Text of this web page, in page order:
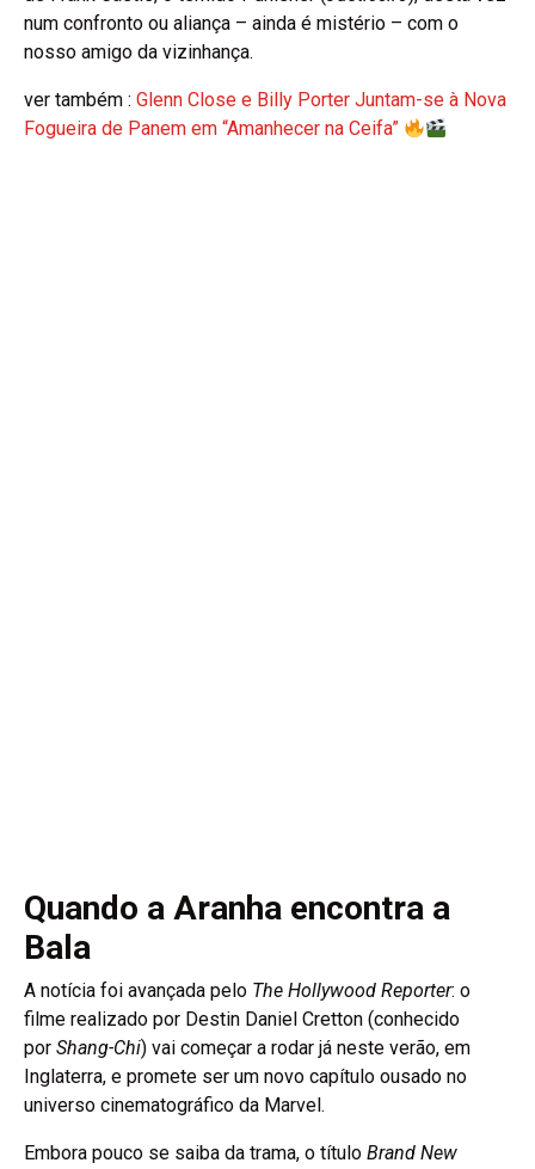
num confronto ou aliança – ainda é mistério – com o
nosso amigo da vizinhança.
ver também : Glenn Close e Billy Porter Juntam-se à Nova
Fogueira de Panem em “Amanhecer na Ceifa”
Quando a Aranha encontra a
Bala
A notícia foi avançada pelo The Hollywood Reporter: o
filme realizado por Destin Daniel Cretton (conhecido
por Shang-Chi) vai começar a rodar já neste verão, em
Inglaterra, e promete ser um novo capítulo ousado no
universo cinematográfico da Marvel.
Embora pouco se saiba da trama, o título Brand New